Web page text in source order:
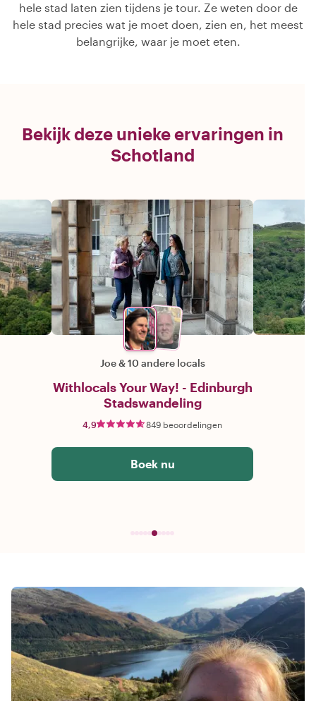
hele stad laten zien tijdens je tour. Ze weten door de
hele stad precies wat je moet doen, zien en, het meest
belangrijke, waar je moet eten.
Bekijk deze unieke ervaringen in
Schotland
Joe &10 andere locals
Withlocals Your Way! - Edinburgh
Stadswandeling
4,9 849 beoordelingen
Boek nu